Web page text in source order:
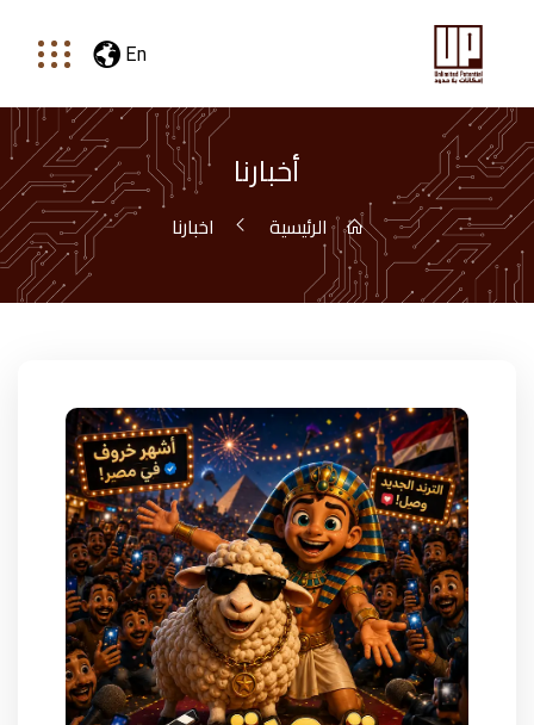
En
أخبارنا
الرئيسية اخبارنا